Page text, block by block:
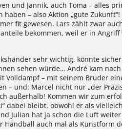
und Jannik, auch Toma – alles
– also Aktion „gute
fit gewesen. Lars zählt zwar
bekommen, weil er in Angriff
sehr wichtig, könnte
sehen würde… André kam
Volldampf – mit seinem Bruder
– und: Marcel nicht nur „der
außerhalb! Kommen wir zum
dabei bleibt, obwohl er als
Julian hat ja schon die Luft
Handball auch mal als Kunstform